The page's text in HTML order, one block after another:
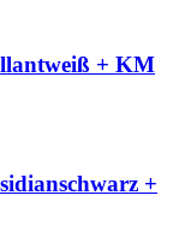
+ KM
+